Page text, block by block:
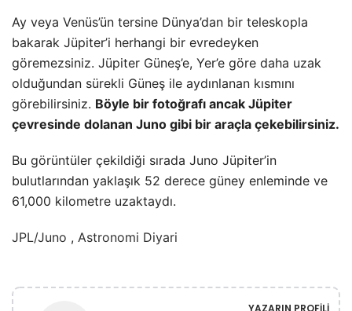
Ay veya Venüs’ün tersine Dünya’dan bir teleskopla
bakarak Jüpiter’i herhangi bir evredeyken
göremezsiniz. Jüpiter Güneş’e, Yer’e göre daha uzak
olduğundan sürekli Güneş ile aydınlanan kısmını
görebilirsiniz. Böyle bir fotoğrafı ancak Jüpiter
çevresinde dolanan Juno gibi bir araçla çekebilirsiniz.
Bu görüntüler çekildiği sırada Juno Jüpiter’in
bulutlarından yaklaşık 52 derece güney enleminde ve
61,000 kilometre uzaktaydı.
JPL/Juno , Astronomi Diyari